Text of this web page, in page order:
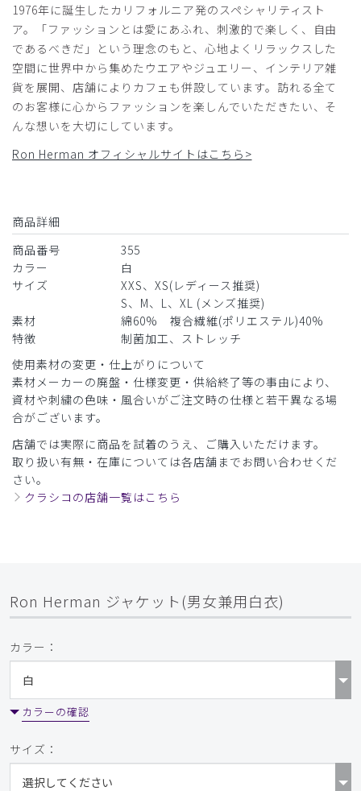
購入確認済み
娘へのプレゼントです。
研修医が終わり
新たなスタートに成長を願い
背伸びをしたドクターズコートを
クリスマスプレゼントとして
注文しました。
商品：
色 ゴールド、ネイビー)/白/XXS
​2
1976年に誕生したカリフォルニア発のスペシャリティスト
ア。「ファッションとは愛にあふれ、刺激的で楽しく、自由
であるべきだ」という理念のもと、心地よくリラックスした
空間に世界中から集めたウエアやジュエリー、インテリア雑
貨を展開、店舗によりカフェも併設しています。訪れる全て
のお客様に心からファッションを楽しんでいただきたい、そ
んな想いを大切にしています。
Ron Herman オフィシャルサイトはこちら>
商品詳細
商品番号
355
カラー
白
サイズ
XXS、XS(レディース推奨)
S、M、L、XL (メンズ推奨)
素材
綿60% 複合繊維(ポリエステル)40%
特徴
制菌加工、ストレッチ
使用素材の変更・仕上がりについて
素材メーカーの廃盤・仕様変更・供給終了等の事由により、
資材や刺繍の色味・風合いがご注文時の仕様と若干異なる場
合がございます。
店舗では実際に商品を試着のうえ、ご購入いただけます。
取り扱い有無・在庫については各店舗までお問い合わせくだ
さい。
クラシコの店舗一覧はこちら
Ron Herman ジャケット(男女兼用白衣)
カラー：
カラーの確認
サイズ：